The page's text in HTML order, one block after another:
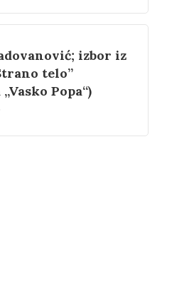
izbor iz
telo”
Popa“)